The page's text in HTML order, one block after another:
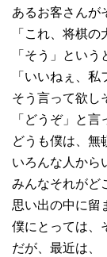
あるお客さんが
「これ、将棋の
「そう」という
「いいねぇ、
そう言って欲し
「どうぞ」と言
どうも僕は、
いろんな人から
みんなそれがど
思い出の中に留
僕にとっては、
だが、最近は、